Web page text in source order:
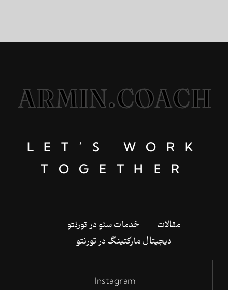
ARMIN.COACH
LET’S WORK
TOGETHER
‌مقالات
خدمات سئو در تورنتو
دیجیتال مارکتینگ در تورنتو
Instagram